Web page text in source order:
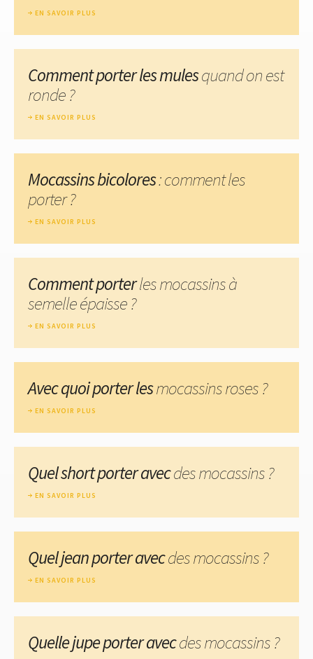
EN SAVOIR PLUS
Comment porter les mulesquand on est
ronde ?
EN SAVOIR PLUS
Mocassins bicolores: comment les
porter ?
EN SAVOIR PLUS
Comment porterles mocassins à
semelle épaisse ?
EN SAVOIR PLUS
Avec quoi porter lesmocassins roses ?
EN SAVOIR PLUS
Quel short porter avecdes mocassins ?
EN SAVOIR PLUS
Quel jean porter avecdes mocassins ?
EN SAVOIR PLUS
Quelle jupe porter avecdes mocassins ?